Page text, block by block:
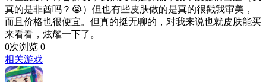
真的是非酋吗？😭）但也有些皮肤做的是真的很戳我审美，
而且价格也很便宜。但真的挺无聊的，对我来说也就皮肤能买
来看看，炫耀一下了。
0次浏览 0
相关游戏